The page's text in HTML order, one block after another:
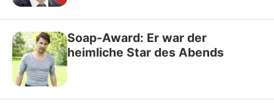
Soap-Award: Er war der
heimliche Star des Abends